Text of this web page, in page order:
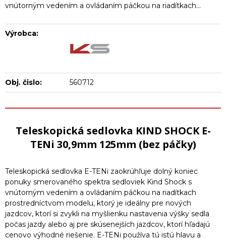
vnútorným vedením a ovládaním páčkou na riadítkach...
Výrobca:
Obj. čislo: 560712
Teleskopická sedlovka KIND SHOCK E-
TENi 30,9mm 125mm (bez páčky)
Teleskopická sedlovka E-TENi zaokrúhľuje dolný koniec
ponuky smerovaného spektra sedloviek Kind Shock s
vnútorným vedením a ovládaním páčkou na riadítkach
prostredníctvom modelu, ktorý je ideálny pre nových
jazdcov, ktorí si zvykli na myšlienku nastavenia výšky sedla
počas jazdy alebo aj pre skúsenejších jazdcov, ktorí hľadajú
cenovo výhodné riešenie. E-TENi používa tú istú hlavu a